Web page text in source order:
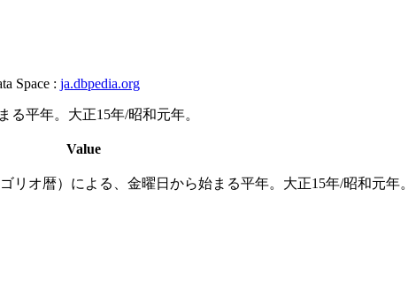
Space : ja.dbpedia.org
る平年。大正15年/昭和元年。
Value
リオ暦）による、金曜日から始まる平年。大正15年/昭和元年。